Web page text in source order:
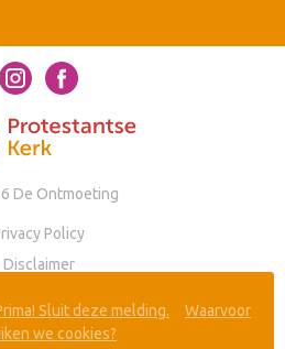
Sluit deze melding.
Waarvoor
we cookies?
De Ontmoeting
Policy
Disclaimer
doorNedbase